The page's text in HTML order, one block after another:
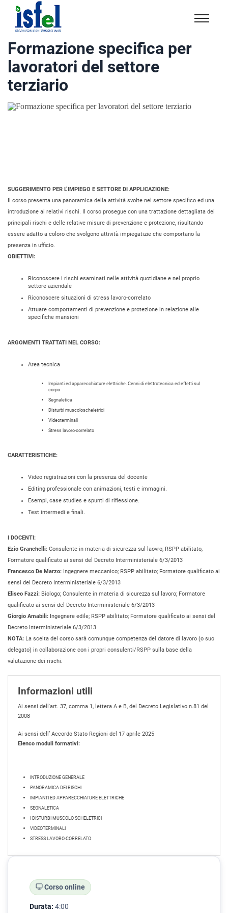
Isfel
Istituto
specialistico
formazione
e
lavoro
Formazione specifica per
lavoratori del settore
terziario
SUGGERIMENTO PER L’IMPIEGO E SETTORE DI APPLICAZIONE:
Il corso presenta una panoramica della attività svolte nel settore specifico ed una
introduzione ai relativi rischi. Il corso prosegue con una trattazione dettagliata dei
principali rischi e delle relative misure di prevenzione e protezione, risultando
essere adatto a coloro che svolgono attività impiegatizie che comportano la
presenza in ufficio.
OBIETTIVI:
Riconoscere i rischi esaminati nelle attività quotidiane e nel proprio
settore aziendale
Riconoscere situazioni di stress lavoro-correlato
Attuare comportamenti di prevenzione e protezione in relazione alle
specifiche mansioni
ARGOMENTI TRATTATI NEL CORSO:
Area tecnica
Impianti ed apparecchiature elettriche. Cenni di elettrotecnica ed effetti sul
corpo
Segnaletica
Disturbi muscoloscheletrici
Videoterminali
Stress lavoro-correlato
CARATTERISTICHE:
Video registrazioni con la presenza del docente
Editing professionale con animazioni, testi e immagini.
Esempi, case studies e spunti di riflessione.
Test intermedi e finali.
I DOCENTI:
Ezio Granchelli: Consulente in materia di sicurezza sul laovro; RSPP abilitato,
Formatore qualificato ai sensi del Decreto Interministeriale 6/3/2013
Francesco De Marzo: Ingegnere meccanico; RSPP abilitato; Formatore qualificato ai
sensi del Decreto Interministeriale 6/3/2013
Eliseo Fazzi: Biologo; Consulente in materia di sicurezza sul lavoro; Formatore
qualificato ai sensi del Decreto Interministeriale 6/3/2013
Giorgio Amabili: Ingegnere edile; RSPP abilitato; Formatore qualificato ai sensi del
Decreto Interministeriale 6/3/2013
NOTA: La scelta del corso sarà comunque competenza del datore di lavoro (o suo
delegato) in collaborazione con i propri consulenti/RSPP sulla base della
valutazione dei rischi.
Informazioni utili
Ai sensi dell'art. 37, comma 1, lettera A e B, del Decreto Legislativo n.81 del
2008
Ai sensi dell’ Accordo Stato Regioni del 17 aprile 2025
Elenco moduli formativi:
INTRODUZIONE GENERALE
PANORAMICA DEI RISCHI
IMPIANTI ED APPARECCHIATURE ELETTRICHE
SEGNALETICA
I DISTURBI MUSCOLO SCHELETRICI
VIDEOTERMINALI
STRESS LAVORO-CORRELATO
Corso online
Durata: 4:00